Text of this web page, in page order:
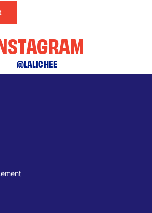
@LALICHEE